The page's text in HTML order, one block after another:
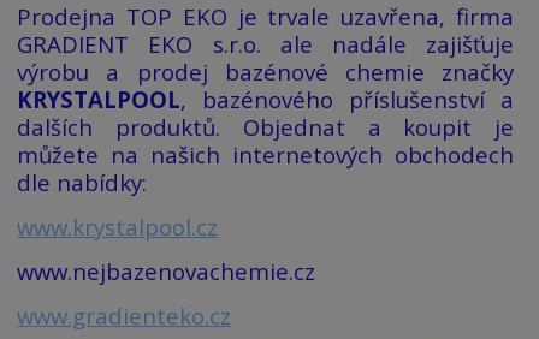
Prodejna TOP EKO je trvale uzavřena, firma
GRADIENT EKO s.r.o. ale nadále zajišťuje
výrobu a prodej bazénové chemie značky
KRYSTALPOOL, bazénového příslušenství a
dalších produktů. Objednat a koupit je
můžete na našich internetových obchodech
dle nabídky:
www.krystalpool.cz
www.nejbazenovachemie.cz
www.gradienteko.cz